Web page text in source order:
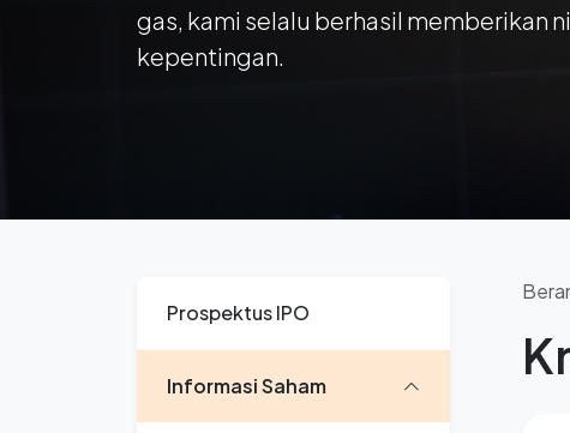
gas, kami selalu berhasil memberikan
kepentingan.
Prospektus IPO
Informasi Saham